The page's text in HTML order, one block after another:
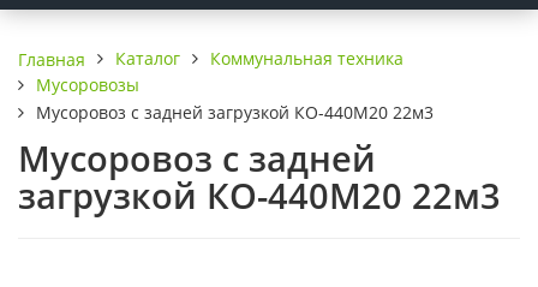
Главная Каталог
Коммунальная техника
Мусоровозы
Мусоровоз с задней загрузкой КО-440М20 22м3
Мусоровоз с задней
загрузкой КО-440М20 22м3